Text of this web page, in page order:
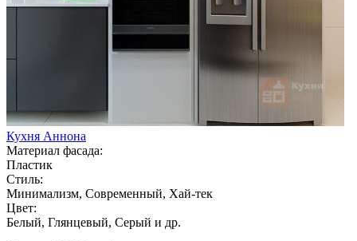
Кухня Аннона
Материал фасада:
Пластик
Стиль:
Минимализм, Современный, Хай-тек
Цвет:
Белый, Глянцевый, Серый и др.